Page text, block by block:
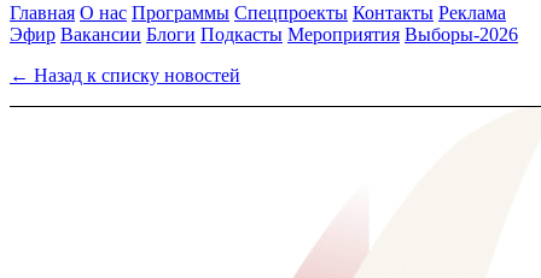
Главная О нас Программы Спецпроекты Контакты Реклама
Эфир Вакансии Блоги Подкасты Мероприятия Выборы-2026
← Назад к списку новостей